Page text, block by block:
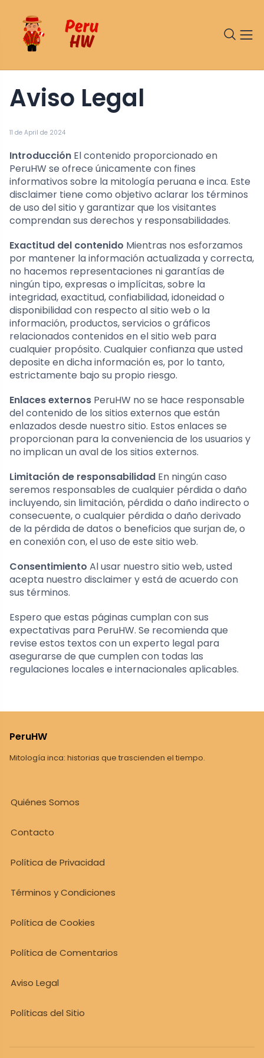
11 de April de 2024
Aviso Legal
Introducción El contenido proporcionado en
PeruHW se ofrece únicamente con fines
informativos sobre la mitología peruana e inca. Este
disclaimer tiene como objetivo aclarar los términos
de uso del sitio y garantizar que los visitantes
comprendan sus derechos y responsabilidades.
Exactitud del contenido Mientras nos esforzamos
por mantener la información actualizada y correcta,
no hacemos representaciones ni garantías de
ningún tipo, expresas o implícitas, sobre la
integridad, exactitud, confiabilidad, idoneidad o
disponibilidad con respecto al sitio web o la
información, productos, servicios o gráficos
relacionados contenidos en el sitio web para
cualquier propósito. Cualquier confianza que usted
deposite en dicha información es, por lo tanto,
estrictamente bajo su propio riesgo.
Enlaces externos PeruHW no se hace responsable
del contenido de los sitios externos que están
enlazados desde nuestro sitio. Estos enlaces se
proporcionan para la conveniencia de los usuarios y
no implican un aval de los sitios externos.
Limitación de responsabilidad En ningún caso
seremos responsables de cualquier pérdida o daño
incluyendo, sin limitación, pérdida o daño indirecto o
consecuente, o cualquier pérdida o daño derivado
de la pérdida de datos o beneficios que surjan de, o
en conexión con, el uso de este sitio web.
Consentimiento Al usar nuestro sitio web, usted
acepta nuestro disclaimer y está de acuerdo con
sus términos.
Espero que estas páginas cumplan con sus
expectativas para PeruHW. Se recomienda que
revise estos textos con un experto legal para
asegurarse de que cumplen con todas las
regulaciones locales e internacionales aplicables.
PeruHW
Mitología inca: historias que trascienden el tiempo.
Quiénes Somos
Contacto
Política de Privacidad
Términos y Condiciones
Política de Cookies
Política de Comentarios
Aviso Legal
Políticas del Sitio